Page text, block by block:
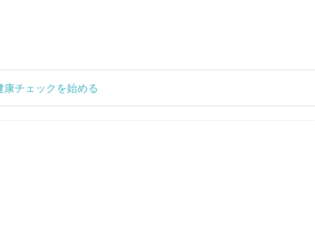
康チェックを始める